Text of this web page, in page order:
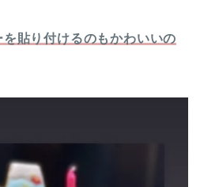
貼り付けるのもかわいいの